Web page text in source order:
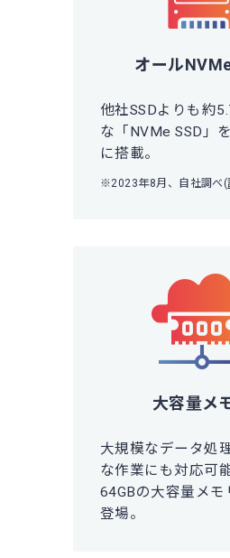
オール
他社SSDよりも約
な「NVMe SSD」
に搭載。
※2023年8月、自社調べ(
大容量メ
大規模なデータ処
な作業にも対応可
64GBの大容量メモ
登場。